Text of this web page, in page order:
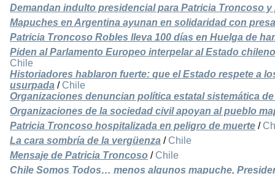
Demandan indulto presidencial para Patricia Troncoso
Mapuches en Argentina ayunan en solidaridad con
Patricia Troncoso Robles lleva 100 días en Huelga de
Piden al Parlamento Europeo interpelar al Estado
Chile
Historiadores hablaron fuerte: que el Estado respete a
usurpada / Chile
Organizaciones denuncian política estatal sistemática
Organizaciones de la sociedad civil apoyan al pueblo
Patricia Troncoso hospitalizada en peligro de muerte /
La cara sombría de la vergüenza / Chile
Mensaje de Patricia Troncoso / Chile
Chile Somos Todos… menos algunos mapuche,